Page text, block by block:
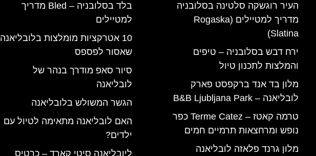
העיר רוגשקה סלטינה בסלובניה
מדריך למטיילים (Rogaska
Slatina)
ירח דבש בסלובניה – טיפים
והמלצות לתכנון טיול
מלון בד אנד ברקפסט פארק
לובליאנה – B&B Ljubljana Park
טרמה קאטז – Terme Catez כפר
נופש ומרחצאות תרמיים חמים
מלון גרנד פלאזה לובליאנה
בלד בסלובניה – Bled מדריך
למטיילים
10 אטרקציות מומלצות בלובליאנה
שאסור לפספס
סיור סאפ מודרך בנהר של
לובליאנה
הגשר המשולש בלובליאנה
האם לובליאנה מתאימה לטיול עם
ילדים?
ליובליאנה סיטי קארד – כרטיס